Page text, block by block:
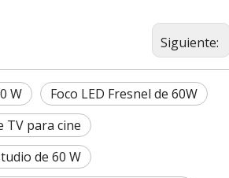
Siguiente:
W
Foco LED Fresnel de 60W
TV para cine
de 60 W